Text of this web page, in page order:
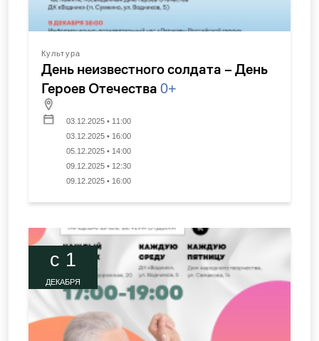
Культура
День неизвестного солдата – День
Героев Отечества 0+
03.12.2025 • 11:00
03.12.2025 • 16:00
05.12.2025 • 14:00
09.12.2025 • 12:30
09.12.2025 • 16:00
c 1
ДЕКАБРЯ